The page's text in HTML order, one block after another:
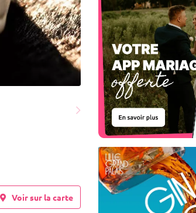
Voir sur la carte